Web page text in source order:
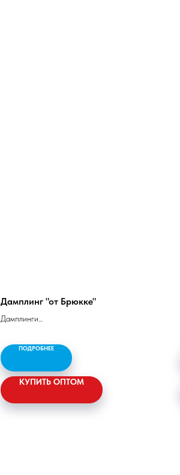
Дамплинг "от Брюкке"
Дамплинги
вода питьевая, масло подсолнечное,
порошок яичный, соль Начинка: говядина,
свинина, вода питьевая, лук репчатый
свежий, соль, специи
ПОДРОБНЕЕ
КУПИТЬ ОПТОМ